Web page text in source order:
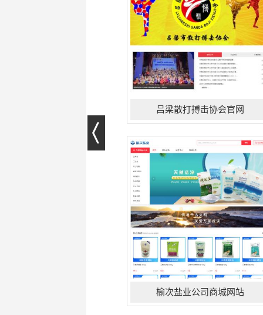
吕梁散打搏击协会官网
协会简介：吕梁市散打搏击协会是由
吕梁市体育局批准专业从事散打搏击
运动推广、人才培养和比赛组织的行
业性协会。协会成立于2021年,经过
几年的发展，已经成为吕梁市搏击运
动领域的重要推动···
榆次盐业公司商城网站